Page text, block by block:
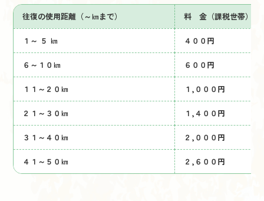
往復の使用距離（～㎞まで） 料 金（課税世帯）
１～ ５ ㎞ ４００円
６～１０㎞ ６００円
１１～２０㎞ １,０００円
２１～３０㎞ １,４００円
３１～４０㎞ ２,０００円
４１～５０㎞ ２,６００円